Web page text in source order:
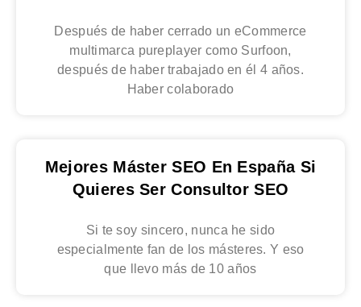
Después de haber cerrado un eCommerce
multimarca pureplayer como Surfoon,
después de haber trabajado en él 4 años.
Haber colaborado
Mejores Máster SEO En España Si
Quieres Ser Consultor SEO
Si te soy sincero, nunca he sido
especialmente fan de los másteres. Y eso
que llevo más de 10 años